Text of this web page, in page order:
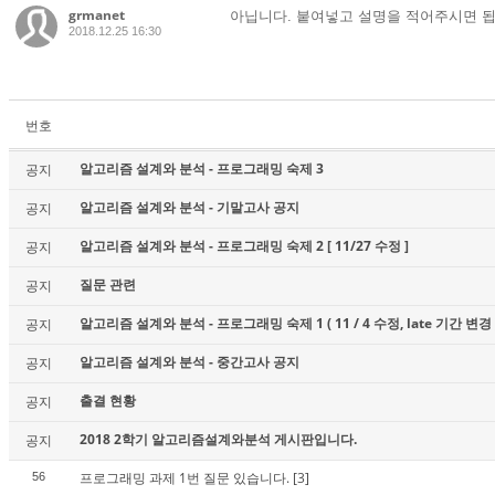
grmanet
2018.12.25 16:30
아닙니다. 붙여넣고 설명을 적어주시면
번호
공지 알고리즘 설계와 분석 - 프로그래밍 숙제 3
공지 알고리즘 설계와 분석 - 기말고사 공지
공지 알고리즘 설계와 분석 - 프로그래밍 숙제 2 [ 11/27 수정 ]
공지 질문 관련
공지 알고리즘 설계와 분석 - 프로그래밍 숙제 1 ( 11 / 4 수정, late 기간 변경
공지 알고리즘 설계와 분석 - 중간고사 공지
공지 출결 현황
공지 2018 2학기 알고리즘설계와분석 게시판입니다.
56 프로그래밍 과제 1번 질문 있습니다. [3]